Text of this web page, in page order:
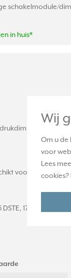
Wij
Om u de
voor
Lees
cookies?
schakelmodule/
in huis*
Zie
voor een
1746 DSTE